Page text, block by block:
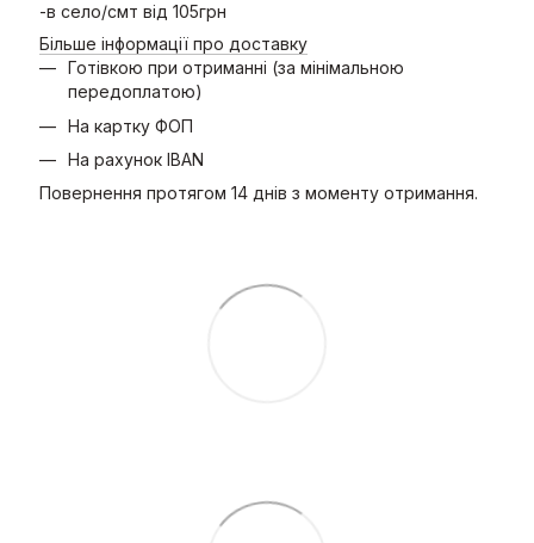
-в село/смт від 105грн
Більше інформації про доставку
Готівкою при отриманні (за мінімальною
передоплатою)
На картку ФОП
На рахунок IBAN
Повернення протягом 14 днів з моменту отримання.